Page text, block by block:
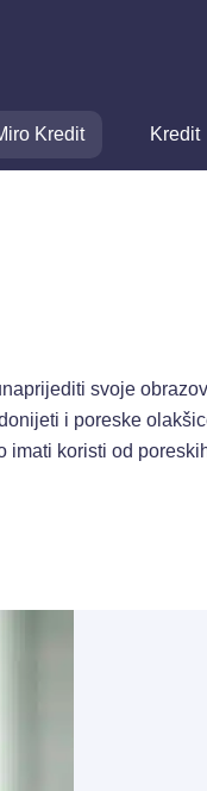
Kredit Kredit
svoje
i poreske
imati koristi od